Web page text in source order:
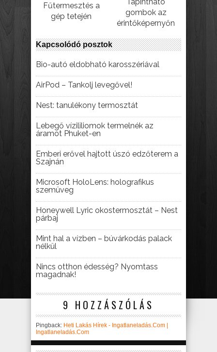
Fűtermesztés a
gép tetején
gombok az
érintőképernyőn
Kapcsolódó posztok
Bio-autó eldobható karosszériával
AirPod – Tankolj levegővel!
Nest: tanulékony termosztát
Lebegő vízililiomok termelnék az
áramot Phuket-en
Emberi erővel hajtott úszó edzőterem a
Szajnán
Microsoft HoloLens: holografikus
szemüveg
Honeywell Lyric okostermosztát – Nest
párbaj
Mint hal a vízben – búvárkodás palack
nélkül
Nincs otthon édesség? Nyomtass
magadnak!
9 HOZZÁSZÓLÁS
Pingback: Heti Lakás Hírek - Ingatlaneladás.Com |
Ingatlaneladás.Com